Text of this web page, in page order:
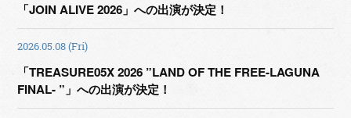
「JOIN ALIVE 2026」への出演が決定！
2026.05.08 (Fri)
「TREASURE05X 2026 ”LAND OF THE FREE-LAGUNA
FINAL- ”」への出演が決定！